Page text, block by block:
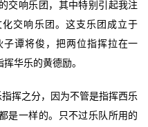
交响乐团，其中特别引起我注
交响乐团。这支乐团成立于
谭将俊，把两位指挥拉在一
华乐的黄德励。
挥之分，因为不管是指挥西乐
是一样的。只不过乐队所用的